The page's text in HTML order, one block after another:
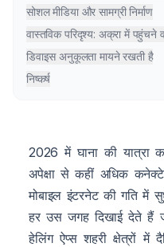
सोशल मीडिया और सामग्री निर्माण
वास्तविक परिदृश्य: अक्रा में पहुंचने
डिवाइस अनुकूलता मायने रखती है
निष्कर्ष
2026 में घाना की
अपेक्षा से कहीं अधिक
मोबाइल इंटरनेट की गति में
हर उस जगह दिखाई देते हैं
हेलिंग ऐप्स शहरी क्षेत्रों